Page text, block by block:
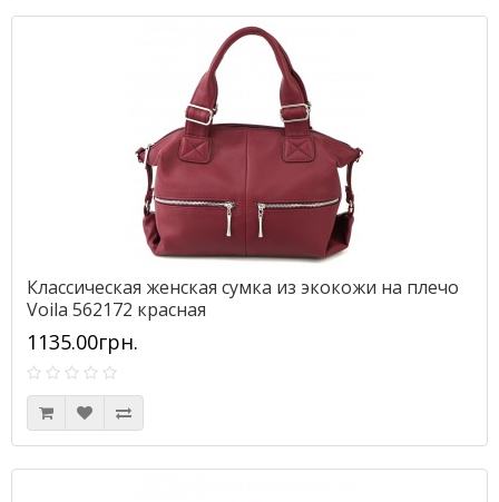
Классическая женская сумка из экокожи на плечо
Voila 562172 красная
1135.00грн.